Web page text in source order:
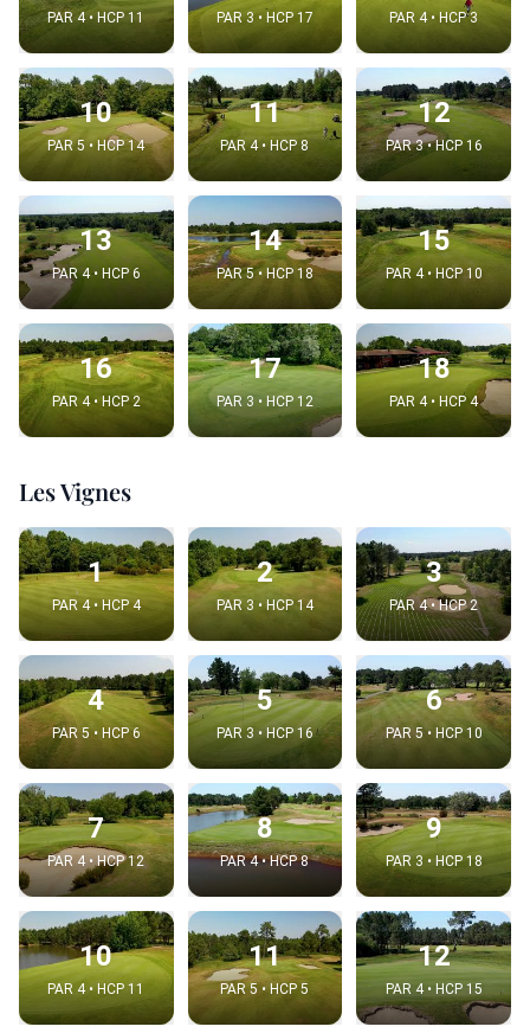
PAR 4 • HCP 11 PAR 3 • HCP 17 PAR 4 • HCP 3
10
PAR 5 • HCP 14
11
PAR 4 • HCP 8
12
PAR 3 • HCP 16
13
PAR 4 • HCP 6
14
PAR 5 • HCP 18
15
PAR 4 • HCP 10
16
PAR 4 • HCP 2
17
PAR 3 • HCP 12
18
PAR 4 • HCP 4
Les Vignes
1
PAR 4 • HCP 4
2
PAR 3 • HCP 14
3
PAR 4 • HCP 2
4
PAR 5 • HCP 6
5
PAR 3 • HCP 16
6
PAR 5 • HCP 10
7
PAR 4 • HCP 12
8
PAR 4 • HCP 8
9
PAR 3 • HCP 18
10
PAR 4 • HCP 11
11
PAR 5 • HCP 5
12
PAR 4 • HCP 15